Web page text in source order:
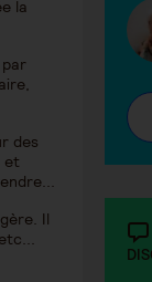
la
des
et
Il